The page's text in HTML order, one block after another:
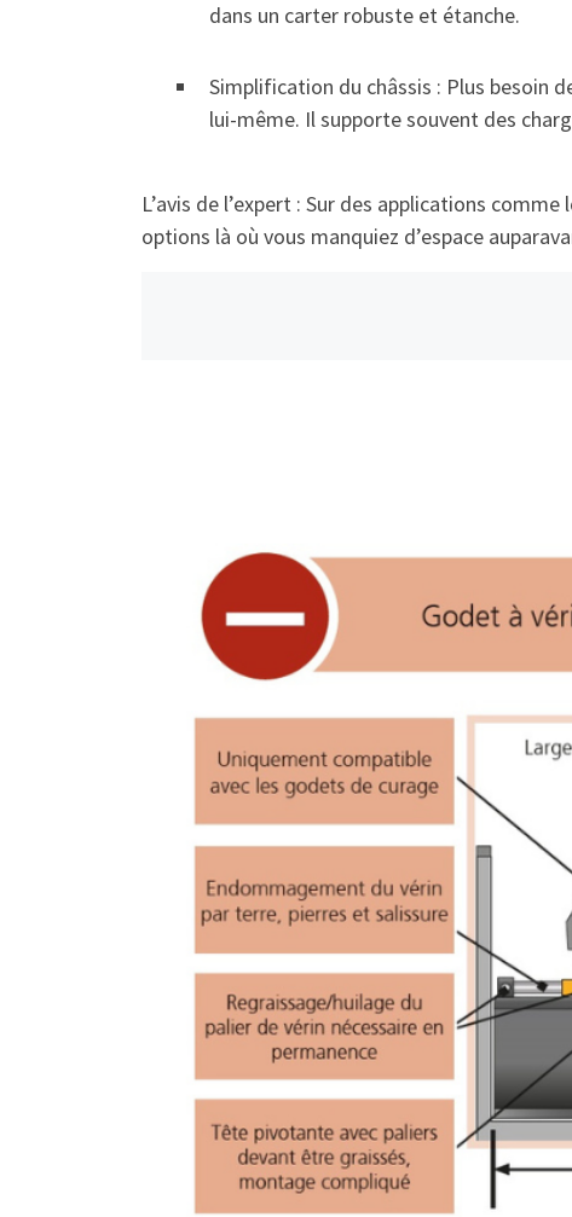
dans un carter robuste et étanche.
Simplification du châssis : Plus besoin
lui-même. Il supporte souvent des
L’avis de l’expert : Sur des applications
options là où vous manquiez d’espace